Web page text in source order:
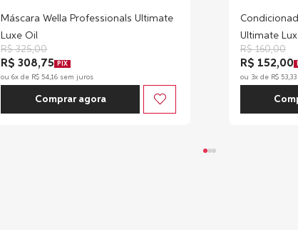
Máscara Wella Professionals Ultimate
Luxe Oil
R$ 325,00
R$ 308,75 PIX
ou6x de R$ 54,16 sem juros
Comprar agora
Ultimate
R$ 160,00
R$ 152,00
ou 3x de R$ 53,33